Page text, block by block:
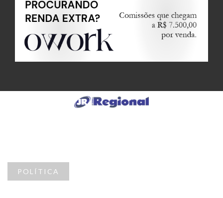
POLÍTICA